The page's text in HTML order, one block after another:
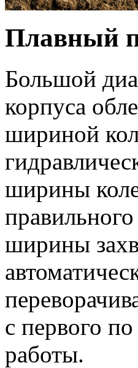
Плавный
Большой
корпуса
шириной
ширины
ширины
с первого
работы.